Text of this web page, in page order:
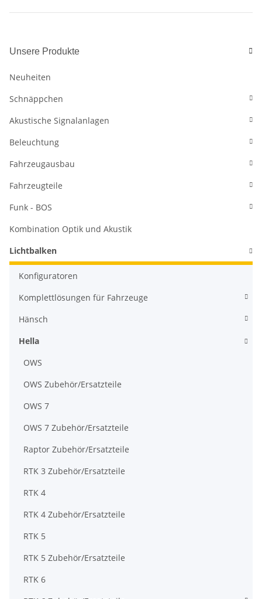
Unsere Produkte
Neuheiten
Schnäppchen
Akustische Signalanlagen
Beleuchtung
Fahrzeugausbau
Fahrzeugteile
Funk - BOS
Kombination Optik und Akustik
Lichtbalken
Konfiguratoren
Komplettlösungen für Fahrzeuge
Hänsch
Hella
OWS
OWS Zubehör/Ersatzteile
OWS 7
OWS 7 Zubehör/Ersatzteile
Raptor Zubehör/Ersatzteile
RTK 3 Zubehör/Ersatzteile
RTK 4
RTK 4 Zubehör/Ersatzteile
RTK 5
RTK 5 Zubehör/Ersatzteile
RTK 6